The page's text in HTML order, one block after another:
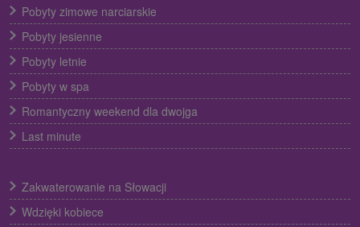
Pobyty zimowe narciarskie
Pobyty jesienne
Pobyty letnie
Pobyty w spa
Romantyczny weekend dla dwojga
Last minute
Zakwaterowanie na Słowacji
Wdzięki kobiece